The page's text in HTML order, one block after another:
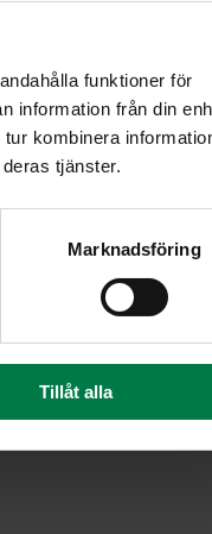
funktioner för
information från din
kombinera
tjänster.
Marknadsföring
Tillåt alla
hetkeksi.
ja kauli pallot
esipaistettujen
päälle. Ripottele
juusto on hiukan